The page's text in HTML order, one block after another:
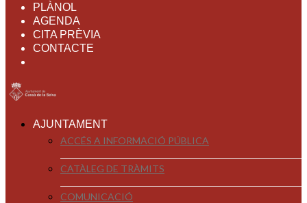
PLÀNOL
AGENDA
CITA PRÈVIA
CONTACTE
AJUNTAMENT
ACCÉS A INFORMACIÓ PÚBLICA
CATÀLEG DE TRÀMITS
COMUNICACIÓ